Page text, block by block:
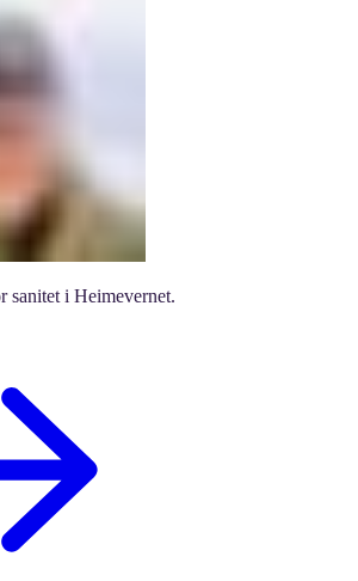
sanitet i Heimevernet.